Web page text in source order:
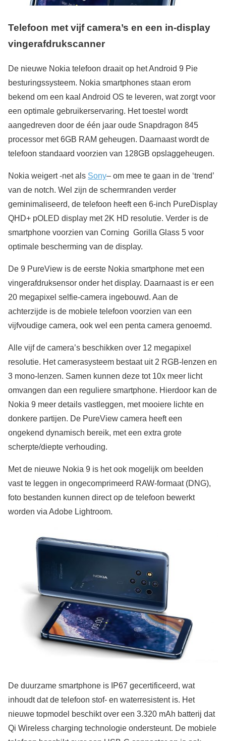
Telefoon met vijf camera’s en een in-display
vingerafdrukscanner
De nieuwe Nokia telefoon draait op het Android 9 Pie
besturingssysteem. Nokia smartphones staan erom
bekend om een kaal Android OS te leveren, wat zorgt voor
een optimale gebruikerservaring. Het toestel wordt
aangedreven door de één jaar oude Snapdragon 845
processor met 6GB RAM geheugen. Daarnaast wordt de
telefoon standaard voorzien van 128GB opslaggeheugen.
Nokia weigert -net als Sony– om mee te gaan in de ‘trend’
van de notch. Wel zijn de schermranden verder
geminimaliseerd, de telefoon heeft een 6-inch PureDisplay
QHD+ pOLED display met 2K HD resolutie. Verder is de
smartphone voorzien van Corning Gorilla Glass 5 voor
optimale bescherming van de display.
De 9 PureView is de eerste Nokia smartphone met een
vingerafdruksensor onder het display. Daarnaast is er een
20 megapixel selfie-camera ingebouwd. Aan de
achterzijde is de mobiele telefoon voorzien van een
vijfvoudige camera, ook wel een penta camera genoemd.
Alle vijf de camera’s beschikken over 12 megapixel
resolutie. Het camerasysteem bestaat uit 2 RGB-lenzen en
3 mono-lenzen. Samen kunnen deze tot 10x meer licht
omvangen dan een reguliere smartphone. Hierdoor kan de
Nokia 9 meer details vastleggen, met mooiere lichte en
donkere partijen. De PureView camera heeft een
ongekend dynamisch bereik, met een extra grote
scherpte/diepte verhouding.
Met de nieuwe Nokia 9 is het ook mogelijk om beelden
vast te leggen in ongecomprimeerd RAW-formaat (DNG),
foto bestanden kunnen direct op de telefoon bewerkt
worden via Adobe Lightroom.
De duurzame smartphone is IP67 gecertificeerd, wat
inhoudt dat de telefoon stof- en waterresistent is. Het
nieuwe topmodel beschikt over een 3.320 mAh batterij dat
Qi Wireless charging technologie ondersteunt. De mobiele